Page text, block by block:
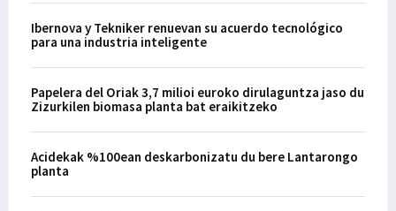
Ibernova y Tekniker renuevan su acuerdo tecnológico
para una industria inteligente
Papelera del Oriak 3,7 milioi euroko dirulaguntza jaso du
Zizurkilen biomasa planta bat eraikitzeko
Acidekak %100ean deskarbonizatu du bere Lantarongo
planta